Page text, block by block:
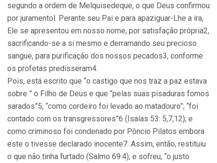
segundo a ordem de Melquisedeque, o que Deus confirmou
por juramentol. Perante seu Pai e para apaziguar-Lhe a ira,
Ele se apresentou em nosso nome, por satisfação própria2,
sacrificando-se a si mesmo e derramando seu precioso
sangue, para purificação dos nossos pecados3, conforme
os profetas predisseram4.
Pois, está escrito que “o castigo que nos traz a paz estava
sobre ” o Filho de Deus e que “pelas suas pisaduras fomos
sarados”5; “como cordeiro foi levado ao matadouro”; “foi
contado com os transgressores”6 (Isaías 53: 5,7,12); e
como criminoso foi condenado por Pôncio Pilatos embora
este o tivesse declarado inocente7. Assim, então, restituiu
o que não tinha furtado (Salmo 69:4), e sofreu, “o justo